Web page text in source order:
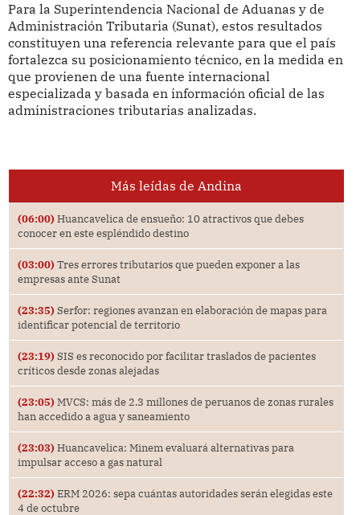
Para la Superintendencia Nacional de Aduanas y de
Administración Tributaria (Sunat), estos resultados
constituyen una referencia relevante para que el país
fortalezca su posicionamiento técnico, en la medida en
que provienen de una fuente internacional
especializada y basada en información oficial de las
administraciones tributarias analizadas.
Más leídas de Andina
(06:00) Huancavelica de ensueño: 10 atractivos que debes
conocer en este espléndido destino
(03:00) Tres errores tributarios que pueden exponer a las
empresas ante Sunat
(23:35) Serfor: regiones avanzan en elaboración de mapas para
identificar potencial de territorio
(23:19) SIS es reconocido por facilitar traslados de pacientes
críticos desde zonas alejadas
(23:05) MVCS: más de 2.3 millones de peruanos de zonas rurales
han accedido a agua y saneamiento
(23:03) Huancavelica: Minem evaluará alternativas para
impulsar acceso a gas natural
(22:32) ERM 2026: sepa cuántas autoridades serán elegidas este
4 de octubre